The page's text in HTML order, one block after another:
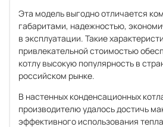
Эта модель выгодно отличается
габаритами, надежностью,
в эксплуатации. Такие
привлекательной стоимостью
котлу высокую популярность в
российском рынке.
В настенных конденсационных
производителю удалось достичь
эффективного использования